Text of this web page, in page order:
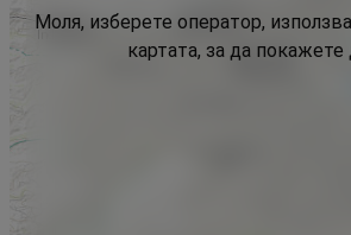
Моля, изберете оператор,
картата, за да покажете